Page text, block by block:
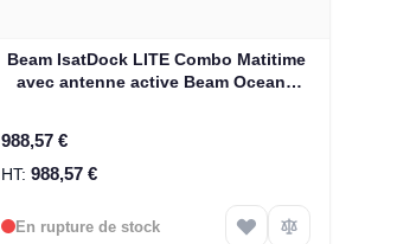
Beam IsatDock LITE Combo Matitime
avec antenne active Beam Oceana
988,57 €
988,57 €
En rupture de stock